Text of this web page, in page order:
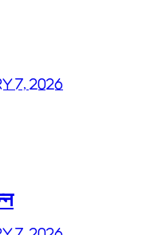
7, 2026